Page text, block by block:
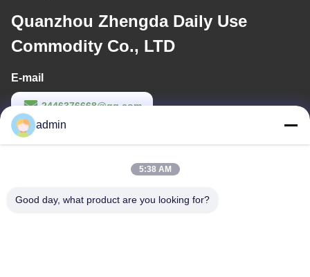
Quanzhou Zhengda Daily Use
Commodity Co., LTD
E-mail
2446376668@qq.com
Waktu Kerja
admin
5:38 AM
Good day, what product are you looking for?